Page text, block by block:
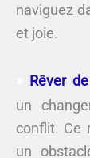
naviguez
et joie.
Rêver
un
conflit. Ce
un